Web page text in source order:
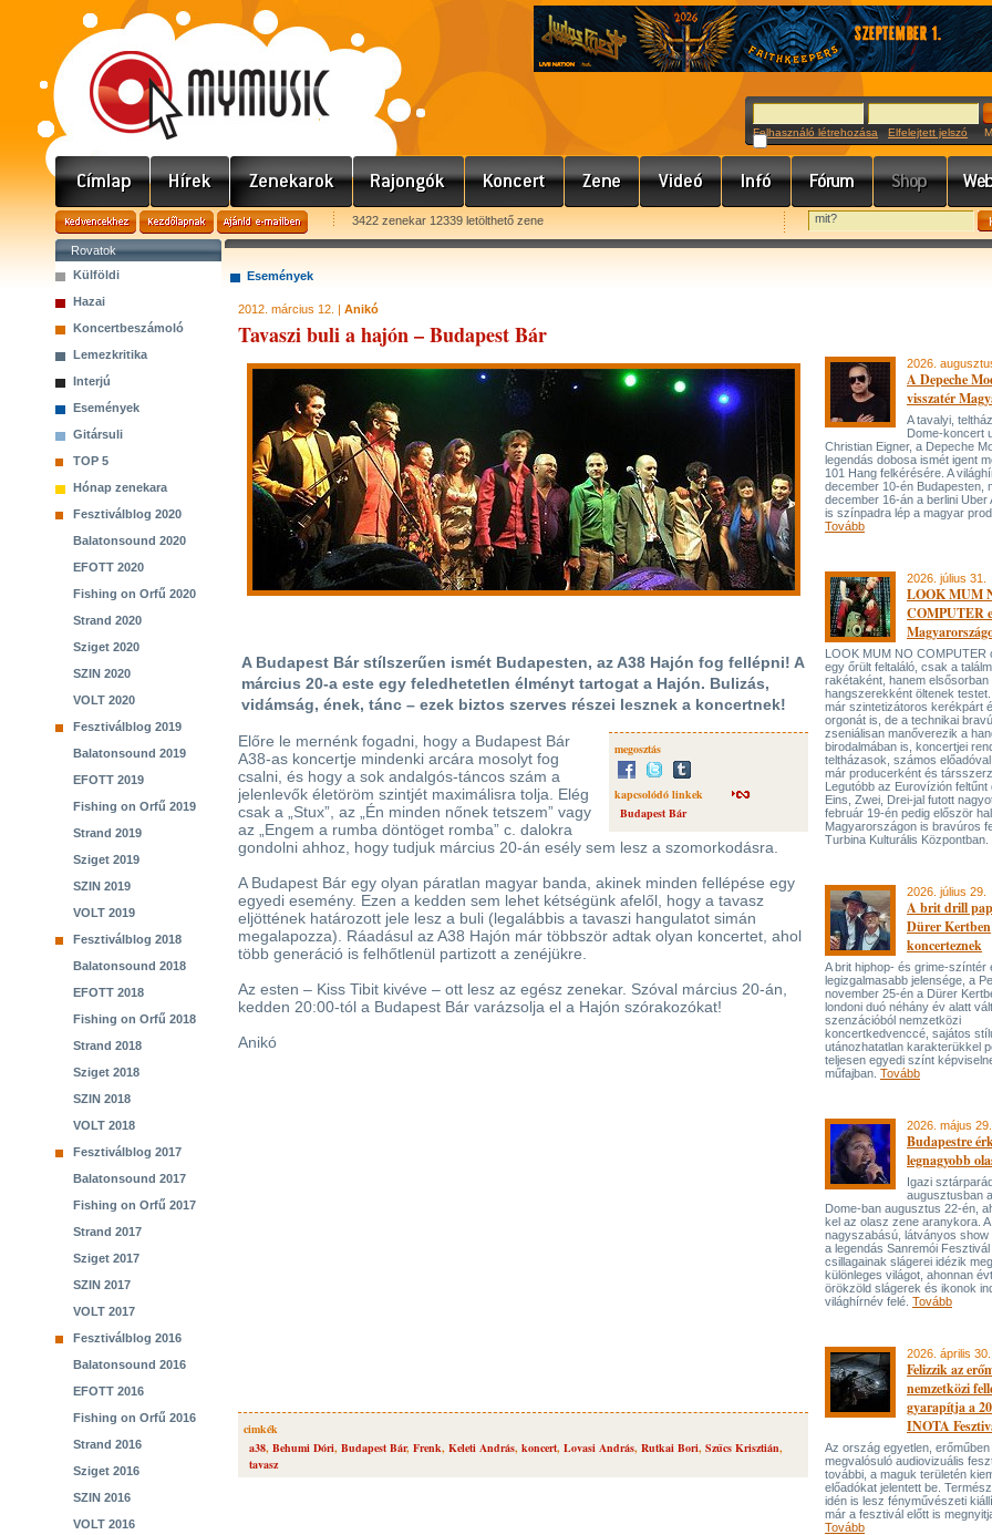
Felhasználó létrehozása Elfelejtett jelszó
3422 zenekar 12339 letölthető zene
Rovatok
Külföldi
Hazai
Koncertbeszámoló
Lemezkritika
Interjú
Események
Gitársuli
TOP 5
Hónap zenekara
Fesztiválblog 2020
Balatonsound 2020
EFOTT 2020
Fishing on Orfű 2020
Strand 2020
Sziget 2020
SZIN 2020
VOLT 2020
Fesztiválblog 2019
Balatonsound 2019
EFOTT 2019
Fishing on Orfű 2019
Strand 2019
Sziget 2019
SZIN 2019
VOLT 2019
Fesztiválblog 2018
Balatonsound 2018
EFOTT 2018
Fishing on Orfű 2018
Strand 2018
Sziget 2018
SZIN 2018
VOLT 2018
Fesztiválblog 2017
Balatonsound 2017
Fishing on Orfű 2017
Strand 2017
Sziget 2017
SZIN 2017
VOLT 2017
Fesztiválblog 2016
Balatonsound 2016
EFOTT 2016
Fishing on Orfű 2016
Strand 2016
Sziget 2016
SZIN 2016
VOLT 2016
Események
2012. március 12. | Anikó
Tavaszi buli a hajón – Budapest Bár
A Budapest Bár stílszerűen ismét Budapesten, az A38 Hajón fog fellépni! A
március 20-a este egy feledhetetlen élményt tartogat a Hajón. Bulizás,
vidámság, ének, tánc – ezek biztos szerves részei lesznek a koncertnek!
megosztás
kapcsolódó linkek
Budapest Bár
Előre le mernénk fogadni, hogy a Budapest Bár
A38-as koncertje mindenki arcára mosolyt fog
csalni, és hogy a sok andalgós-táncos szám a
jelenlevők életöröm szintjét maximálisra tolja. Elég
csak a „Stux”, az „Én minden nőnek tetszem” vagy
az „Engem a rumba döntöget romba” c. dalokra
gondolni ahhoz, hogy tudjuk március 20-án esély sem lesz a szomorkodásra.
A Budapest Bár egy olyan páratlan magyar banda, akinek minden fellépése egy
egyedi esemény. Ezen a kedden sem lehet kétségünk afelől, hogy a tavasz
eljöttének határozott jele lesz a buli (legalábbis a tavaszi hangulatot simán
megalapozza). Ráadásul az A38 Hajón már többször adtak olyan koncertet, ahol
több generáció is felhőtlenül partizott a zenéjükre.
Az esten – Kiss Tibit kivéve – ott lesz az egész zenekar. Szóval március 20-án,
kedden 20:00-tól a Budapest Bár varázsolja el a Hajón szórakozókat!
Anikó
cimkék
a38, Behumi Dóri, Budapest Bár, Frenk, Keleti András, koncert, Lovasi András, Rutkai Bori, Szűcs Krisztián,
tavasz
2026.
A Depeche
visszatér
A tavalyi,
Dome-koncert
Christian Eigner, a Depeche
legendás dobosa ismét igent
101 Hang felkérésére. A
december 10-én Budapesten,
december 16-án a berlini Uber
is színpadra lép a magyar
Tovább
2026. július 31.
LOOK MUM
COMPUTER
LOOK MUM NO COMPUTER
egy őrült feltaláló, csak a
rakétaként, hanem elsősorban
hangszerekként öltenek
már szintetizátoros kerékpárt
orgonát is, de a technikai
zseniálisan manőverezik a
birodalmában is, koncertjei
teltházasok, számos
már producerként és
Legutóbb az Eurovízión feltűnt
Eins, Zwei, Drei-jal futott
február 19-én pedig először
Magyarországon is bravúros
Turbina Kulturális Központban.
2026. július 29.
A brit drill
Dürer Kertben
koncerteznek
A brit hiphop- és grime-színtér
legizgalmasabb jelensége, a
november 25-én a Dürer
londoni duó néhány év alatt
szenzációból nemzetközi
koncertkedvenccé, sajátos
utánozhatatlan karakterükkel
teljesen egyedi színt
műfajban. Tovább
2026. május 29.
Budapestre
legnagyobb
Igazi
augusztusban
Dome-ban augusztus 22-én,
kel az olasz zene aranykora. A
nagyszabású, látványos show
a legendás Sanremói Fesztivál
csillagainak slágerei idézik
különleges világot, ahonnan
örökzöld slágerek és ikonok
világhírnév felé. Tovább
2026. április 30.
Felizzik az
nemzetközi
gyarapítja a
INOTA
Az ország egyetlen, erőműben
megvalósuló audiovizuális
további, a maguk területén
előadókat jelentett be.
idén is lesz fényművészeti
már a fesztivál előtt is
Tovább